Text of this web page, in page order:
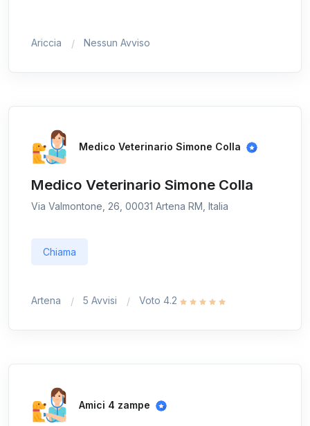
Ariccia Nessun Avviso
Medico Veterinario Simone Colla
Medico Veterinario Simone Colla
Via Valmontone, 26, 00031 Artena RM, Italia
Chiama
Artena 5 Avvisi Voto 4.2
Amici 4 zampe